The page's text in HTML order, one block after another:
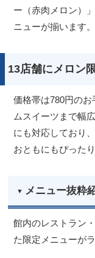
ー（赤肉メロン）
ニューが揃います。
13店舗にメロン
価格帯は780円の
ムスイーツまで幅
にも対応しており
おともにもぴったり
メニュー抜粋
館内のレストラン
た限定メニューが